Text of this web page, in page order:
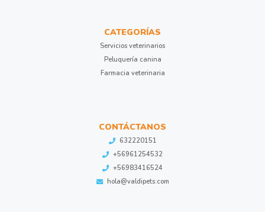
CATEGORÍAS
Servicios veterinarios
Peluquería canina
Farmacia veterinaria
CONTÁCTANOS
632220151
+56961254532
+56983416524
hola@valdipets.com